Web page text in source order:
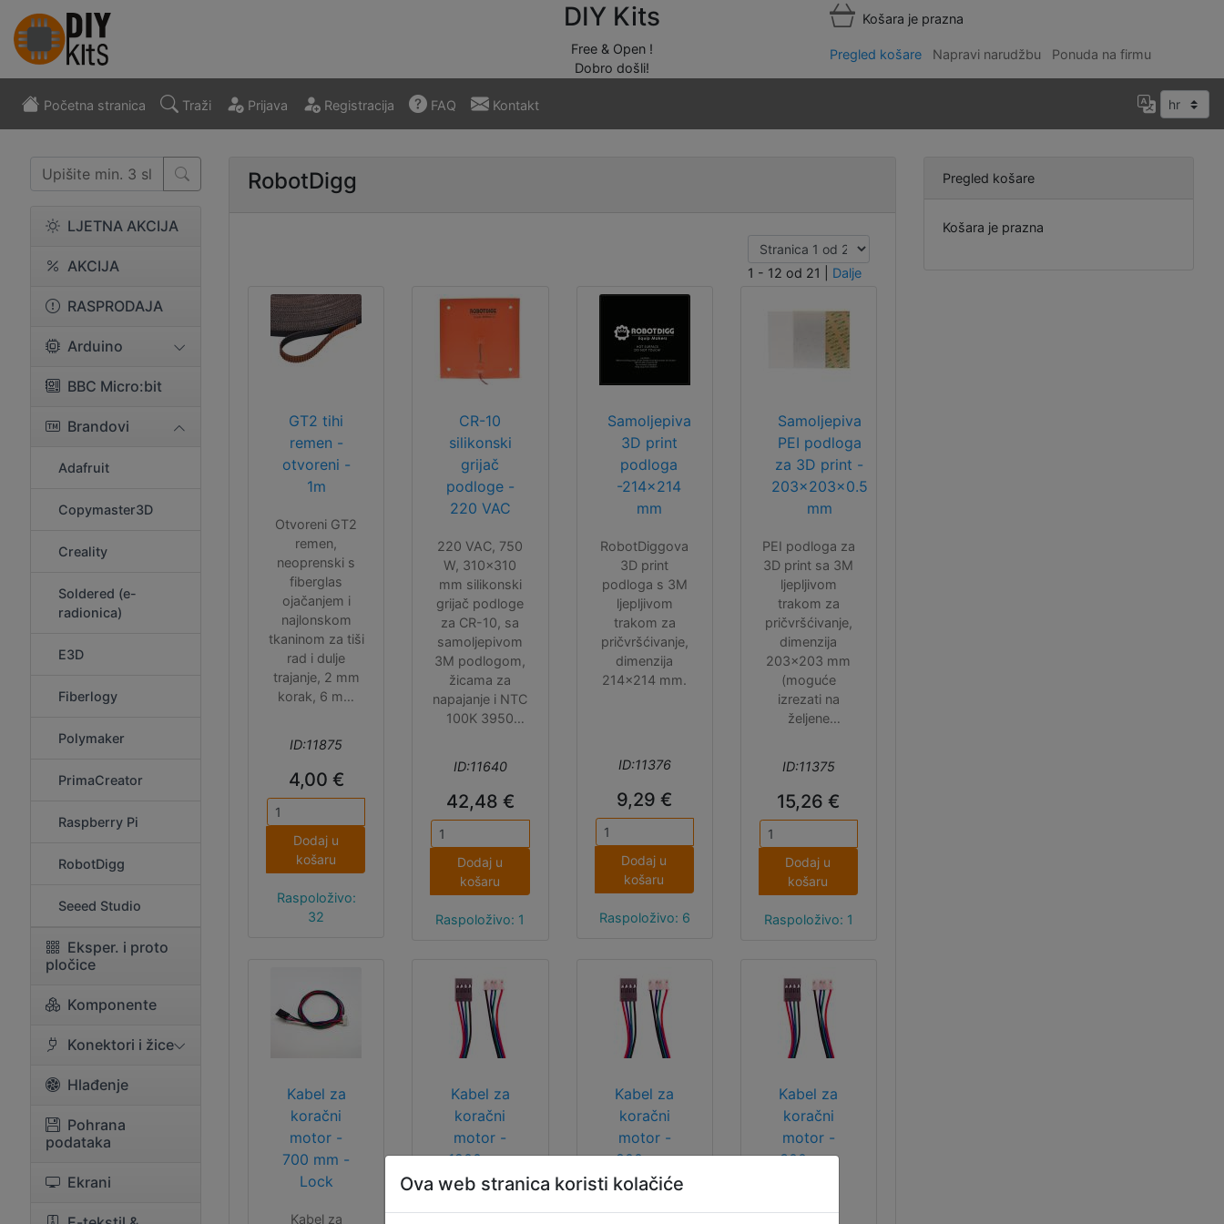
DIY Kits
Free & Open !
Dobro došli!
Košara je prazna
Pregled košare Napravi narudžbu Ponuda na firmu
Početna stranica Traži Prijava Registracija FAQ Kontakt
LJETNA AKCIJA
AKCIJA
RASPRODAJA
Arduino
BBC Micro:bit
Brandovi
Adafruit
Copymaster3D
Creality
Soldered (e-
radionica)
E3D
Fiberlogy
Polymaker
PrimaCreator
Raspberry Pi
RobotDigg
Seeed Studio
Eksper. i proto
pločice
Komponente
Konektori i žice
Hlađenje
Pohrana
podataka
Ekrani
RobotDigg
1 - 12 od 21 Dalje
GT2 tihi
remen -
otvoreni -
1m
Otvoreni GT2
remen,
neoprenski s
fiberglas
ojačanjem i
najlonskom
tkaninom za tiši
rad i dulje
trajanje, 2 mm
korak, 6 mm
Prusa Mini 3D
printerima.
Prodaje se po
koracima od 1
m, maksimalno
10 m u komadu.
ID:11875
4,00 €
Dodaj u
košaru
Raspoloživo:
32
CR-10
silikonski
grijač
podloge -
220 VAC
220 VAC, 750
W, 310x310
mm silikonski
grijač podloge
za CR-10, sa
samoljepivom
3M podlogom,
žicama za
napajanje i NTC
100K 3950
ID:11640
42,48 €
Dodaj u
košaru
Raspoloživo: 1
Samoljepiva
3D print
podloga
-214x214
mm
RobotDiggova
3D print
podloga s 3M
ljepljivom
trakom za
pričvršćivanje,
dimenzija
214x214 mm.
ID:11376
9,29 €
Dodaj u
košaru
Raspoloživo: 6
Samoljepiva
PEI podloga
za 3D print -
203x203x0.5
mm
PEI podloga za
3D print sa 3M
ljepljivom
trakom za
pričvršćivanje,
dimenzija
203x203 mm
(moguće
izrezati na
željene
ili skalpela).
Prije upotrebe
potrebno je
ukloniti zaštitne
folije s obje
strane.
ID:11375
15,26 €
Dodaj u
košaru
Raspoloživo: 1
Kabel za
koračni
motor -
700 mm -
Lock
Kabel za
Kabel za
koračni
motor -
1200 mm
koračni
Kabel za
koračni
motor -
800 mm
koračni
Kabel za
koračni
motor -
300 mm
koračni
Pregled košare
Košara je prazna
Ova web stranica koristi kolačiće